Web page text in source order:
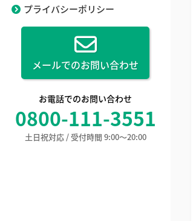
プライバシーポリシー
メールでのお問い合わせ
お電話でのお問い合わせ
0800-111-3551
土日祝対応 / 受付時間 9:00〜20:00